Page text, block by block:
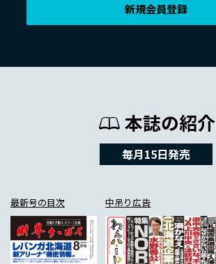
新規会員登録
本誌の紹介
毎月15日発売
最新号の目次 中吊り広告